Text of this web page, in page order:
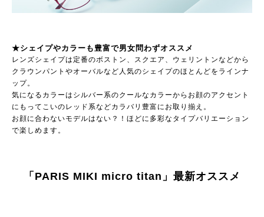
★シェイプやカラーも豊富で男女問わずオススメ
レンズシェイプは定番のボストン、スクエア、ウェリントンなどから
クラウンパントやオーバルなど人気のシェイプのほとんどをラインナ
ップ。
気になるカラーはシルバー系のクールなカラーからお顔のアクセント
にもってこいのレッド系などカラバリ豊富にお取り揃え。
お顔に合わないモデルはない？！ほどに多彩なタイプバリエーション
で楽しめます。
「PARIS MIKI micro titan」最新オススメ